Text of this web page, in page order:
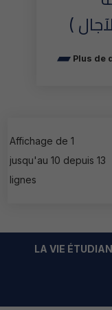
)
Plus de
Affichage de 1
jusqu'au 10 depuis 13
lignes
LA VIE